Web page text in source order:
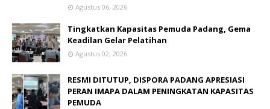
Agustus 06, 2026
Tingkatkan Kapasitas Pemuda Padang, Gema
Keadilan Gelar Pelatihan
Agustus 02, 2026
RESMI DITUTUP, DISPORA PADANG APRESIASI
PERAN IMAPA DALAM PENINGKATAN KAPASITAS
PEMUDA